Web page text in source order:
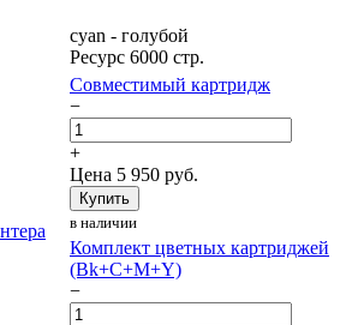
cyan - голубой
Ресурс 6000 стр.
Совместимый картридж
−
+
Цена 5 950 руб.
Купить
в наличии
Комплект цветных картриджей
(Bk+C+M+Y)
−